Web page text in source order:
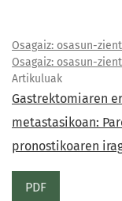
Osagaiz: osasun-
Osagaiz: osasun-
Artikuluak
Gastrektomiaren
metastasikoan:
pronostikoaren
PDF